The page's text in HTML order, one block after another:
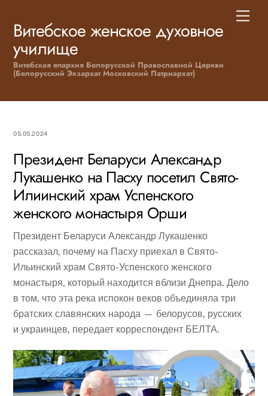
content
Витебское женское духовное
училище
Витебская епархия Белорусской Православной Церкви
(Белорусский Экзархат Московский Патриархат)
05.05.2024
Президент Беларуси Александр
Лукашенко на Пасху посетил Свято-
Илиинский храм Успенского
женского монастыря Орши
Президент Беларуси Александр Лукашенко
рассказал, почему на Пасху приехал в Свято-
Ильинский храм Свято-Успенского женского
монастыря, который находится вблизи Днепра. Дело
в том, что эта река испокон веков объединяла три
братских славянских народа — белорусов, русских
и украинцев, передает корреспондент БЕЛТА.